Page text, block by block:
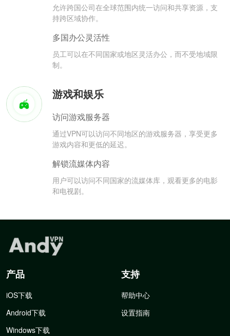
允许跨国公司在全球范围内统一访问和共享资源，支
持跨区域协作。
多国办公灵活性
员工可以在不同国家或地区灵活办公，而不受地域限
制。
游戏和娱乐
访问游戏服务器
通过VPN可以访问不同地区的游戏服务器，享受更多
游戏内容和更低的延迟。
解锁流媒体内容
用户可以访问不同国家的流媒体库，观看更多的电影
和电视剧。
产品
iOS下载
Android下载
Windows下载
支持
帮助中心
设置指南